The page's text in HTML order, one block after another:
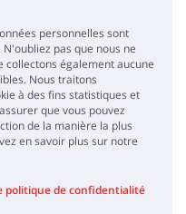
personnelles sont
pas que nous ne
collectons également aucune
Nous traitons
à des fins statistiques et
que vous pouvez
de la manière la plus
en savoir plus sur notre
politique de confidentialité